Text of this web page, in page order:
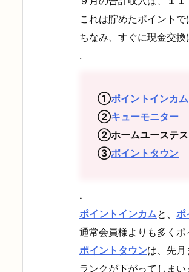
これは貯めたポイントで
ちなみ、すぐに現金交
.
①ポイントインカム
②キューモニター
②ホームユーステス
③ポイントタウン
.
ポイントインカムと、 ポ
通常会員様よりも多く
ポイントタウンは、先月
ランクが下がってしまい